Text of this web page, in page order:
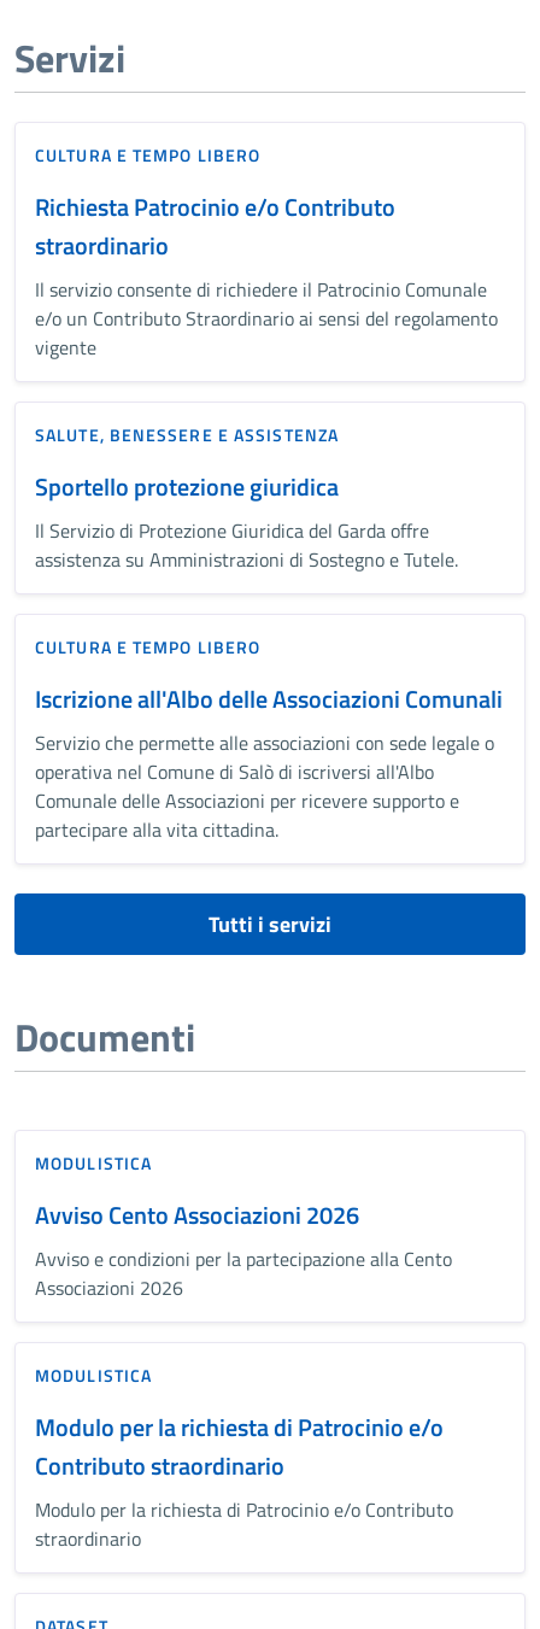
Servizi
CULTURA E TEMPO LIBERO
Richiesta Patrocinio e/o Contributo
straordinario
Il servizio consente di richiedere il Patrocinio Comunale
e/o un Contributo Straordinario ai sensi del regolamento
vigente
SALUTE, BENESSERE E ASSISTENZA
Sportello protezione giuridica
Il Servizio di Protezione Giuridica del Garda offre
assistenza su Amministrazioni di Sostegno e Tutele.
CULTURA E TEMPO LIBERO
Iscrizione all'Albo delle Associazioni Comunali
Servizio che permette alle associazioni con sede legale o
operativa nel Comune di Salò di iscriversi all'Albo
Comunale delle Associazioni per ricevere supporto e
partecipare alla vita cittadina.
Tutti i servizi
Documenti
MODULISTICA
Avviso Cento Associazioni 2026
Avviso e condizioni per la partecipazione alla Cento
Associazioni 2026
MODULISTICA
Modulo per la richiesta di Patrocinio e/o
Contributo straordinario
Modulo per la richiesta di Patrocinio e/o Contributo
straordinario